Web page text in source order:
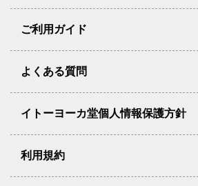
ご利用ガイド
よくある質問
イトーヨーカ堂個人情報保護方針
利用規約